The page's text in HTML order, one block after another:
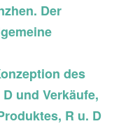
Der
des
und Verkäufe,
R u. D